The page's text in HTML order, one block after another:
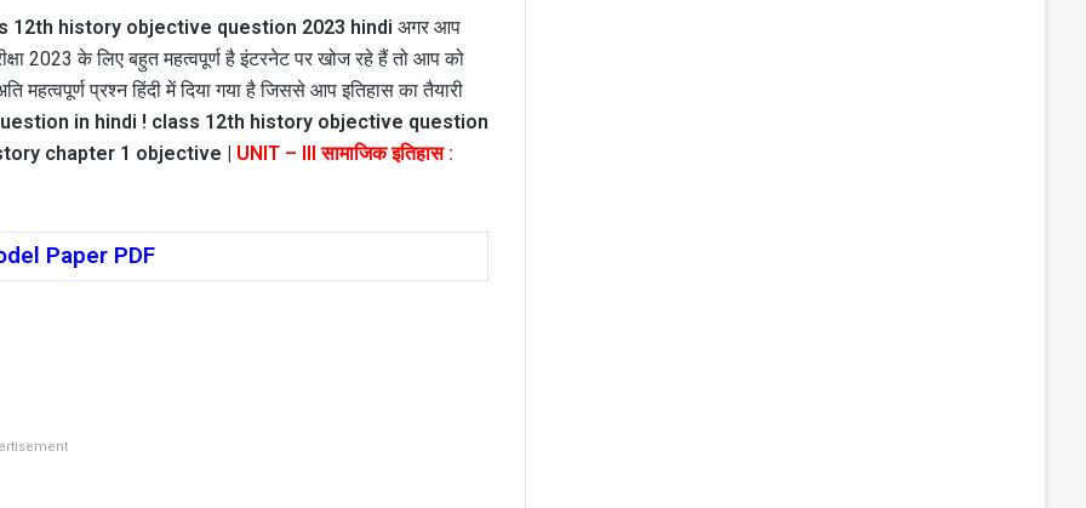
12th history objective question 2023 hindi अगर आप
2023 के लिए बहुत महत्वपूर्ण है इंटरनेट पर खोज रहे हैं तो आप को
महत्वपूर्ण प्रश्न हिंदी में दिया गया है जिससे आप इतिहास का तैयारी
in hindi ! class 12th history objective question
chapter 1 objective | UNIT – III सामाजिक इतिहास :
Paper PDF